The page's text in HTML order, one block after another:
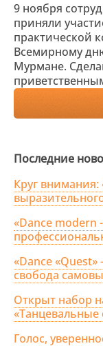
9 ноября
приняли
практической
Всемирному
Мурмане.
Последние
Круг
«Dance modern
«Dance «Quest»
свобода
Открыт набор
Голос,